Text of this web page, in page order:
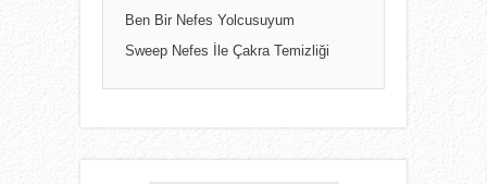
Ben Bir Nefes Yolcusuyum
Sweep Nefes İle Çakra Temizliği